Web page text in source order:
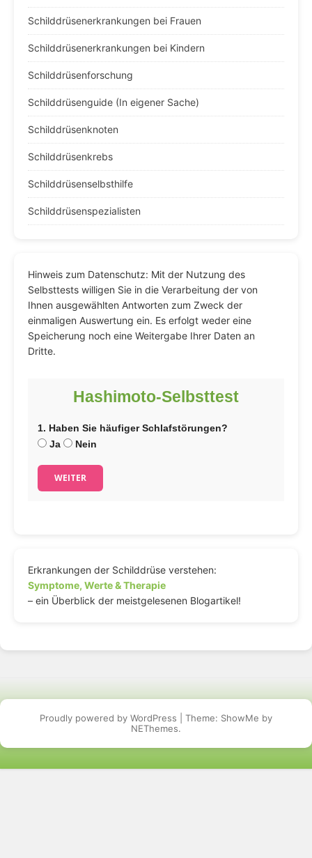
Schilddrüsenerkrankungen bei Frauen
Schilddrüsenerkrankungen bei Kindern
Schilddrüsenforschung
Schilddrüsenguide (In eigener Sache)
Schilddrüsenknoten
Schilddrüsenkrebs
Schilddrüsenselbsthilfe
Schilddrüsenspezialisten
Hinweis zum Datenschutz: Mit der Nutzung des
Selbsttests willigen Sie in die Verarbeitung der von
Ihnen ausgewählten Antworten zum Zweck der
einmaligen Auswertung ein. Es erfolgt weder eine
Speicherung noch eine Weitergabe Ihrer Daten an
Dritte.
Hashimoto-Selbsttest
1. Haben Sie häufiger Schlafstörungen?
Ja
Nein
WEITER
Erkrankungen der Schilddrüse verstehen:
Symptome, Werte & Therapie
– ein Überblick der meistgelesenen Blogartikel!
Proudly powered by WordPress
Theme: ShowMe by
NEThemes.